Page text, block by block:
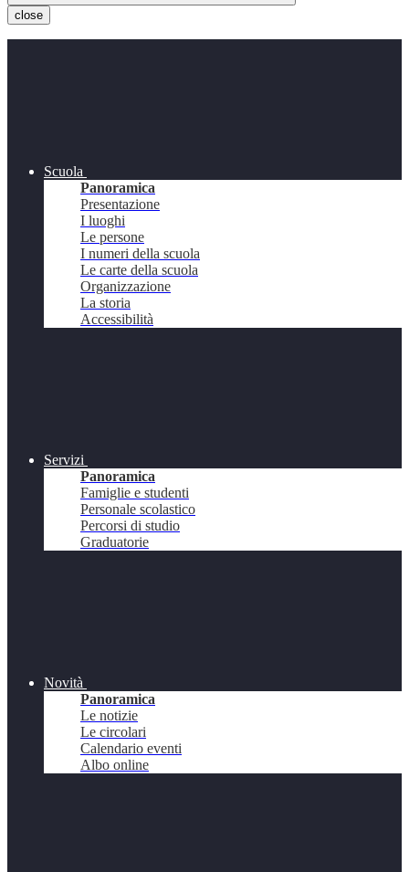
close
Scuola
Panoramica
Presentazione
I luoghi
Le persone
I numeri della scuola
Le carte della scuola
Organizzazione
La storia
Accessibilità
Servizi
Panoramica
Famiglie e studenti
Personale scolastico
Percorsi di studio
Graduatorie
Novità
Panoramica
Le notizie
Le circolari
Calendario eventi
Albo online